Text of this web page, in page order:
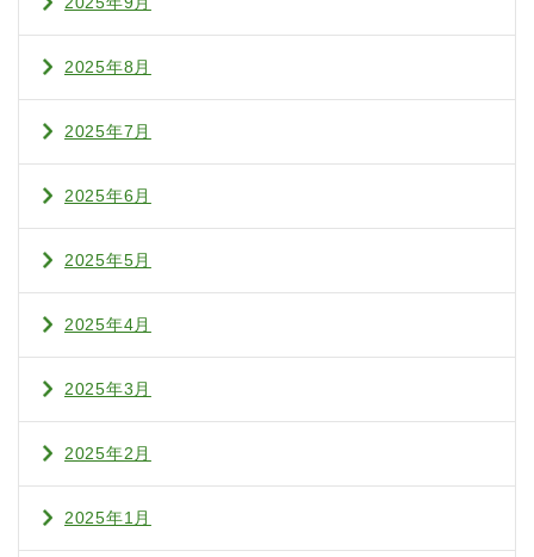
2025年8月
2025年7月
2025年6月
2025年5月
2025年4月
2025年3月
2025年2月
2025年1月